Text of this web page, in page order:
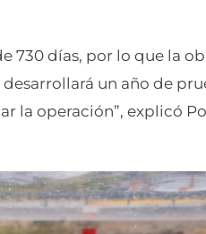
730 días, por lo que la
un año de
la operación”, explicó